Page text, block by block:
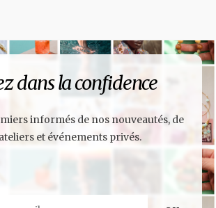
dans la confidence
informés de nos nouveautés, de
et événements privés.